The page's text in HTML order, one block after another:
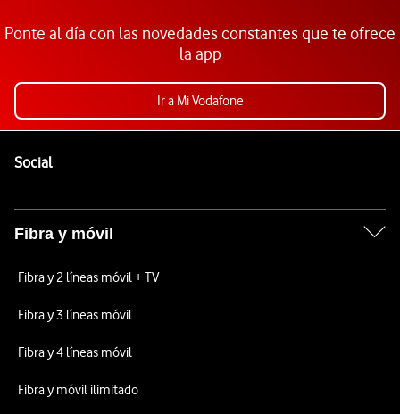
Ponte al día con las novedades constantes que te ofrece
la app
Ir a Mi Vodafone
SocialEnlaces a las redes sociales de Vodafone
Fibra y móvil
Fibra y 2 líneas móvil + TV
Fibra y 3 líneas móvil
Fibra y 4 líneas móvil
Fibra y móvil ilimitado